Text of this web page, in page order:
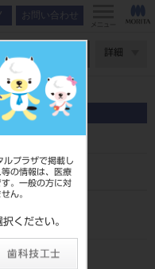
ルプラザで掲載し
の情報は、医療
。一般の方に対
ん。
ください。
お問い合わせ
メニュー
詳細
ター
EANコード